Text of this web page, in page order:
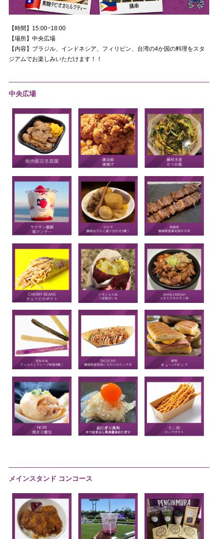
【時間】15:00~18:00
【場所】中央広場
【内容】ブラジル、インドネシア、フィリピン、台湾の4か国の料理をスタ
ジアムでお楽しみいただけます！！
中央広場
メインスタンド コンコース